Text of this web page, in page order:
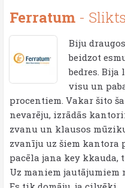
Ferratum -
Biju
beidzot
bedres. Bija
visu un
procentiem. Vakar šito
nevarēju, izrādās
zvanu un klausos
zvanīju uz šiem kantora
pacēla jana key
Uz maniem jautājumiem